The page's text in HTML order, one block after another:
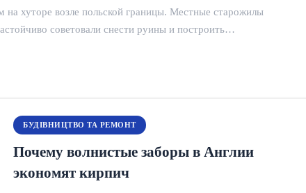
хуторе возле польской границы. Местные старожилы
советовали снести руины и построить…
БУДІВНИЦТВО ТА РЕМОНТ
Почему волнистые заборы в Англии
экономят кирпич